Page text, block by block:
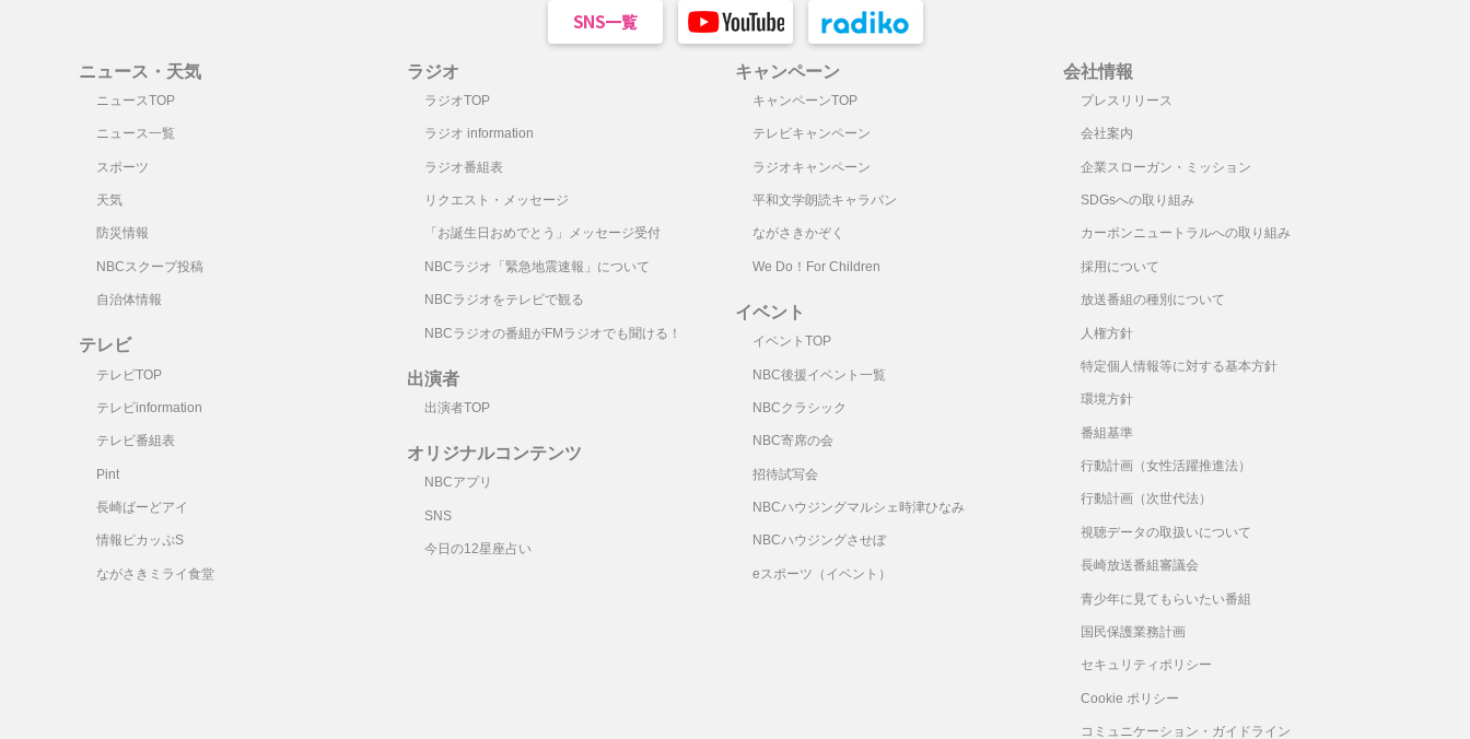
ニュース・天気
ニュースTOP
ニュース一覧
スポーツ
天気
防災情報
NBCスクープ投稿
自治体情報
テレビ
テレビTOP
テレビinformation
テレビ番組表
Pint
長崎ばーどアイ
情報ピカッぷS
ながさきミライ食堂
ラジオ
ラジオTOP
ラジオ information
ラジオ番組表
リクエスト・メッセージ
「お誕生日おめでとう」メッセージ受付
NBCラジオ「緊急地震速報」について
NBCラジオをテレビで観る
NBCラジオの番組がFMラジオでも聞ける！
出演者
出演者TOP
オリジナルコンテンツ
NBCアプリ
SNS
今日の12星座占い
キャンペーン
キャンペーンTOP
テレビキャンペーン
ラジオキャンペーン
平和文学朗読キャラバン
ながさきかぞく
We Do！For Children
イベント
イベントTOP
NBC後援イベント一覧
NBCクラシック
NBC寄席の会
招待試写会
NBCハウジングマルシェ時津ひなみ
NBCハウジングさせぼ
eスポーツ（イベント）
会社情報
プレスリリース
会社案内
企業スローガン・ミッション
SDGsへの取り組み
カーボンニュートラルへの取り組み
採用について
放送番組の種別について
人権方針
特定個人情報等に対する基本方針
環境方針
番組基準
行動計画（女性活躍推進法）
行動計画（次世代法）
視聴データの取扱いについて
長崎放送番組審議会
青少年に見てもらいたい番組
国民保護業務計画
セキュリティポリシー
Cookie ポリシー
コミュニケーション・ガイドライン